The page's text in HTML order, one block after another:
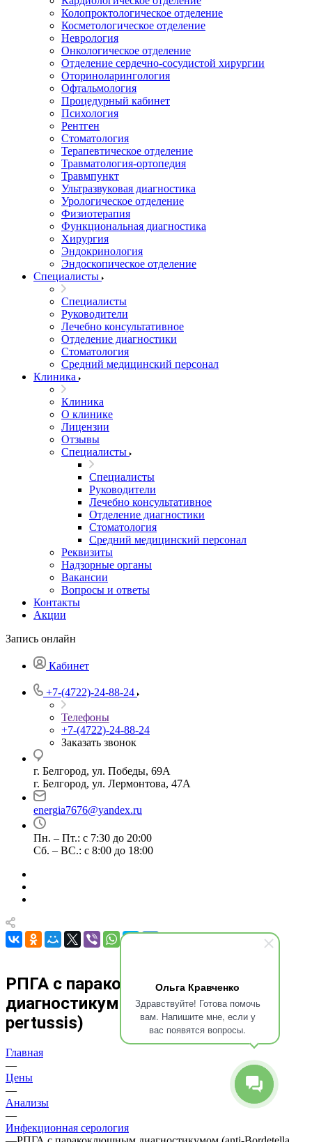
Ольга Кравченко
Здравствуйте! Готова помочь
вам. Напишите мне, если у
вас появятся вопросы.
Колопроктологическое отделение
Косметологическое отделение
Неврология
Онкологическое отделение
Отделение сердечно-сосудистой хирургии
Оториноларингология
Офтальмология
Процедурный кабинет
Психология
Рентген
Стоматология
Терапевтическое отделение
Травматология-ортопедия
Травмпункт
Ультразвуковая диагностика
Урологическое отделение
Физиотерапия
Функциональная диагностика
Хирургия
Эндокринология
Эндоскопическое отделение
Специалисты
Специалисты
Руководители
Лечебно консультативное
Отделение диагностики
Стоматология
Средний медицинский персонал
Клиника
Клиника
О клинике
Лицензии
Отзывы
Специалисты
Специалисты
Руководители
Лечебно консультативное
Отделение диагностики
Стоматология
Средний медицинский персонал
Реквизиты
Надзорные органы
Вакансии
Вопросы и ответы
Контакты
Акции
Запись онлайн
Кабинет
+7-(4722)-24-88-24
Телефоны
+7-(4722)-24-88-24
Заказать звонок
г. Белгород, ул. Победы, 69А
г. Белгород, ул. Лермонтова, 47А
energia7676@yandex.ru
Пн. – Пт.: с 7:30 до 20:00
Сб. – ВС.: с 8:00 до 18:00
РПГА с паракоклюшным
диагностикумом (anti-Bordetella
pertussis)
Главная
—
Цены
—
Анализы
—
Инфекционная серология